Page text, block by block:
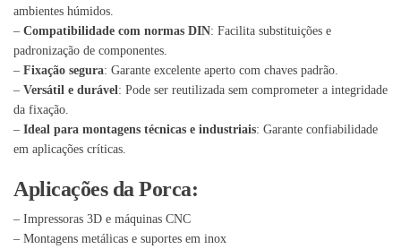
ambientes húmidos.
– Compatibilidade com normas DIN: Facilita substituições e
padronização de componentes.
– Fixação segura: Garante excelente aperto com chaves padrão.
– Versátil e durável: Pode ser reutilizada sem comprometer a integridade
da fixação.
– Ideal para montagens técnicas e industriais: Garante confiabilidade
em aplicações críticas.
Aplicações da Porca:
– Impressoras 3D e máquinas CNC
– Montagens metálicas e suportes em inox